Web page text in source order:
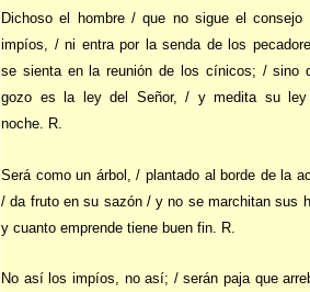
Dichoso el hombre / que no sigue el consejo
impíos, / ni entra por la senda de los
se sienta en la reunión de los cínicos; / sino
gozo es la ley del Señor, / y medita su
noche. R.
Será como un árbol, / plantado al borde de la
/ da fruto en su sazón / y no se marchitan sus
y cuanto emprende tiene buen fin. R.
No así los impíos, no así; / serán paja que